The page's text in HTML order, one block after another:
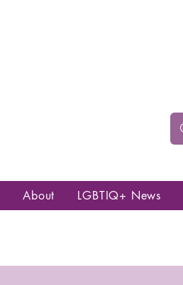
About LGBTIQ+ News